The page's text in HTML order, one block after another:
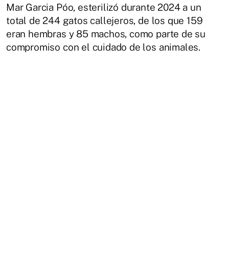
Mar Garcia Póo, esterilizó durante 2024 a un
total de 244 gatos callejeros, de los que 159
eran hembras y 85 machos, como parte de su
compromiso con el cuidado de los animales.